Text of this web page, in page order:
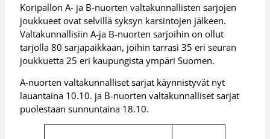
Koripallon A- ja B-nuorten valtakunnallisten sarjojen
joukkueet ovat selvillä syksyn karsintojen jälkeen.
Valtakunnallisiin A-ja B-nuorten sarjoihin on ollut
tarjolla 80 sarjapaikkaan, joihin tarrasi 35 eri seuran
joukkuetta 25 eri kaupungista ympäri Suomen.
A-nuorten valtakunnalliset sarjat käynnistyvät nyt
lauantaina 10.10. ja B-nuorten valtakunnalliset sarjat
puolestaan sunnuntaina 18.10.